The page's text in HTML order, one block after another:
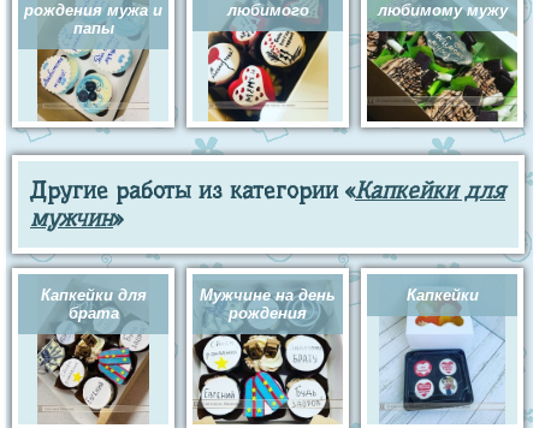
рождения мужа и
папы
любимого
любимому мужу
Другие работы из категории «Капкейки для
мужчин»
Капкейки для
брата
Мужчине на день
рождения
Капкейки